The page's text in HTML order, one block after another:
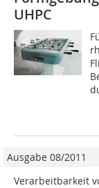
UHPC
Ausgabe 08/2011
Verarbeitbarkeit